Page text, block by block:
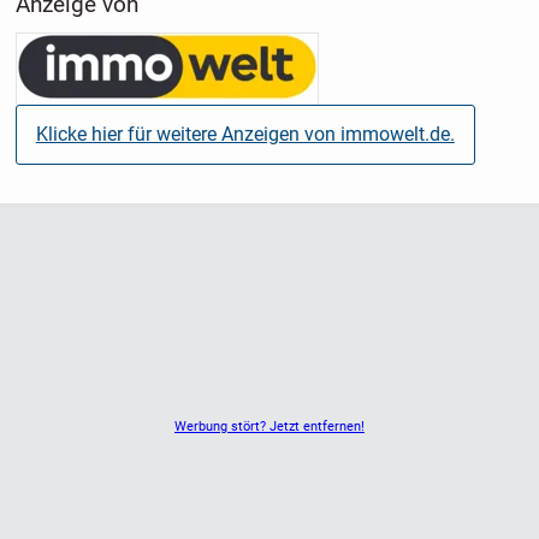
Werbung stört? Jetzt entfernen!
Klicke hier für weitere Anzeigen von immowelt.de.